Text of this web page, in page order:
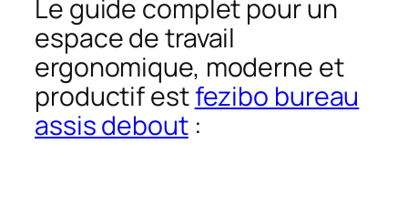
Le guide complet pour un
espace de travail
ergonomique, moderne et
productif estfezibo bureau
assis debout: